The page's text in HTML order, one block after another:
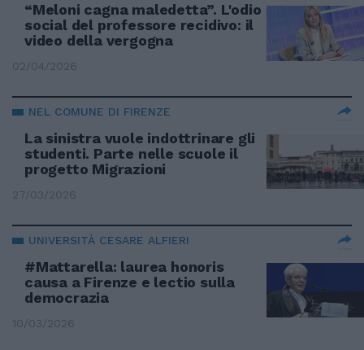
“Meloni cagna maledetta”. L'odio
social del professore recidivo: il
video della vergogna
02/04/2026
NEL COMUNE DI FIRENZE
La sinistra vuole indottrinare gli
studenti. Parte nelle scuole il
progetto Migrazioni
27/03/2026
UNIVERSITÀ CESARE ALFIERI
#Mattarella: laurea honoris
causa a Firenze e lectio sulla
democrazia
10/03/2026